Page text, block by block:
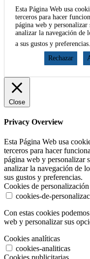
Esta Página Web usa
terceros para hacer
página web y personalizar
analizar la navegación de
a sus gustos y preferencias.
Rechazar
Close
Privacy Overview
Esta Página Web usa
terceros para hacer
página web y personalizar
analizar la navegación de
sus gustos y preferencias.
Cookies de personalización
cookies-de-
Con estas cookies
web y personalizar sus
Cookies analíticas
cookies-analiticas
Cookies publicitarias